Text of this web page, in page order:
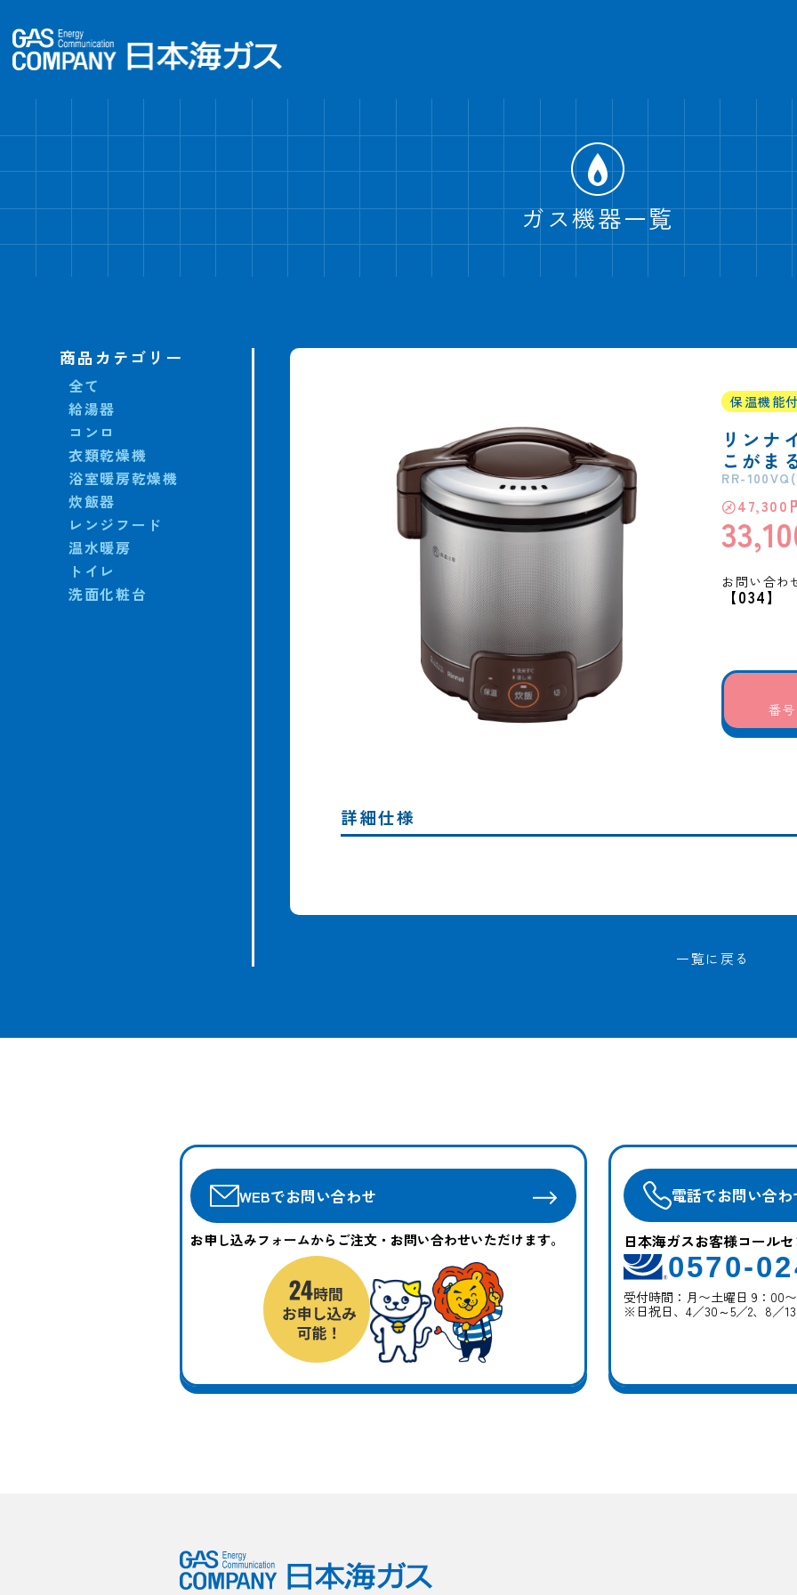
ガス機器一覧
商品カテゴリー
全て
給湯器
コンロ
衣類乾燥機
浴室暖房乾燥機
炊飯器
レンジフード
温水暖房
トイレ
洗面化粧台
保温機能
リンナ
こがま
RR-
㋱47,300
お問い合わ
【034】
番
詳細仕様
一覧に戻る
WEBでお問い合わせ
お申し込みフォームからご注文・お問い合わせいただけます。
電話でお問い合わ
日本海ガスお客様コール
0570-
受付時間：月〜土曜日 9：00
※日祝日、4／30～5／2、8／